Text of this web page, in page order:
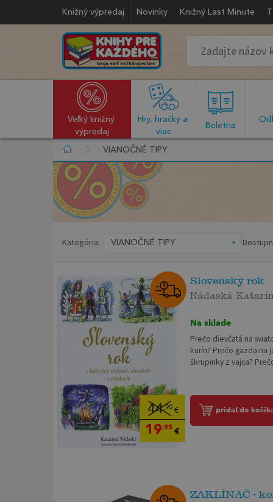
Knižný výpredaj Novinky Knižný Last Minute
Veľký knižný
výpredaj
Hry, hračky a
viac
Beletria
VIANOČNÉ TIPY
Kategória:
44,90€
19,95€
Slovenský rok
Nádaská
Na sklade
Prečo dievčatá na
kurín? Prečo gazda na
škrupinky z vajca?
pridať do
ZAKLÍNAČ -